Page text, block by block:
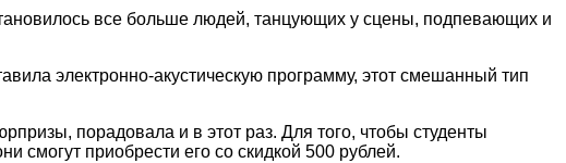
все больше людей, танцующих у сцены, подпевающих и
электронно-акустическую программу, этот смешанный тип
порадовала и в этот раз. Для того, чтобы студенты
смогут приобрести его со скидкой 500 рублей.